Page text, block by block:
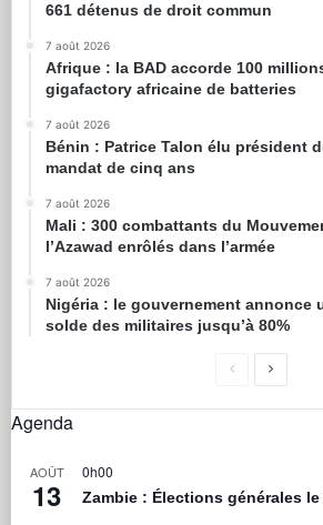
661 détenus de droit commun
7 août 2026
Afrique : la BAD accorde 100
gigafactory africaine de batteries
7 août 2026
Bénin : Patrice Talon élu président
mandat de cinq ans
7 août 2026
Mali : 300 combattants du
l’Azawad enrôlés dans l’armée
7 août 2026
Nigéria : le gouvernement annonce
solde des militaires jusqu’à 80%
Agenda
AOÛT
13
0h00
Zambie : Élections générales le